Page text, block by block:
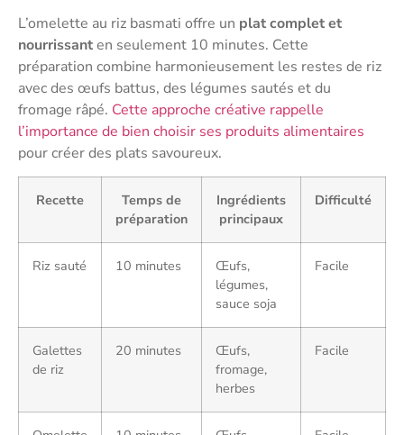
L’omelette au riz basmati offre un plat complet et
nourrissanten seulement 10 minutes. Cette
préparation combine harmonieusement les restes de riz
avec des œufs battus, des légumes sautés et du
fromage râpé. Cette approche créative rappelle
l’importance de bien choisir ses produits alimentaires
pour créer des plats savoureux.
Recette
Temps de
préparation
Ingrédients
principaux
Difficulté
Riz sauté 10 minutes
Œufs,
légumes,
sauce soja
Facile
Galettes
de riz
20 minutes
Œufs,
fromage,
herbes
Facile